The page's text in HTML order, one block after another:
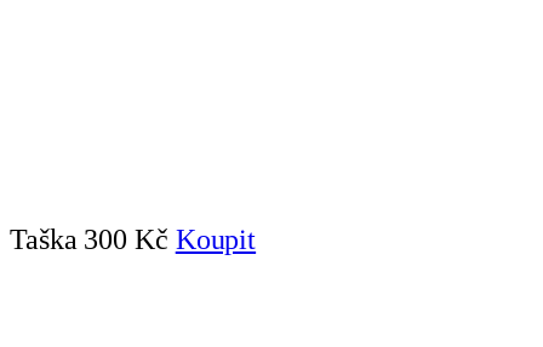
Taška 300 Kč Koupit